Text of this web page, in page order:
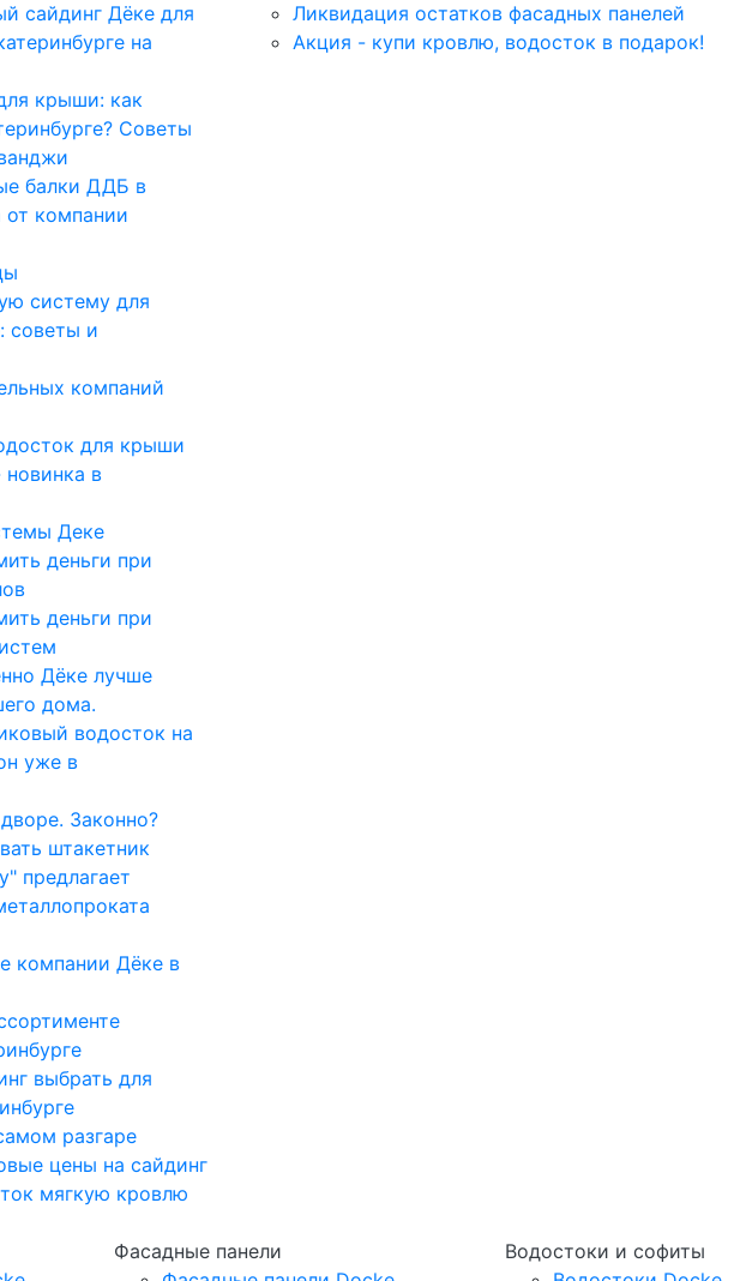
сайдинг Дёке для
на
крыши: как
Советы
балки ДДБ в
от компании
систему для
советы и
компаний
для крыши
в
Деке
деньги при
деньги при
Дёке лучше
дома.
водосток на
уже в
Законно?
штакетник
предлагает
компании Дёке в
выбрать для
разгаре
цены на сайдинг
мягкую кровлю
Ликвидация остатков фасадных панелей
Акция - купи кровлю, водосток в подарок!
Фасадные панели
Водостоки и софиты